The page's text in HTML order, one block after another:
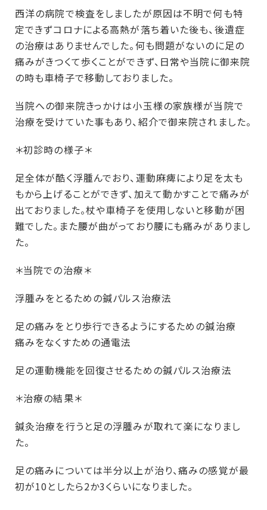
西洋の病院で検査をしましたが原因は不明で何も特
定できずコロナによる高熱が落ち着いた後も、後遺症
の治療はありませんでした。何も問題がないのに足の
痛みがきつくて歩くことができず、日常や当院に御来院
の時も車椅子で移動しておりました。
当院への御来院きっかけは小玉様の家族様が当院で
治療を受けていた事もあり、紹介で御来院されました。
＊初診時の様子＊
足全体が酷く浮腫んでおり、運動麻痺により足を太も
もから上げることができず、加えて動かすことで痛みが
出ておりました。杖や車椅子を使用しないと移動が困
難でした。また腰が曲がっており腰にも痛みがありまし
た。
＊当院での治療＊
浮腫みをとるための鍼パルス治療法
足の痛みをとり歩行できるようにするための鍼治療
痛みをなくすための通電法
足の運動機能を回復させるための鍼パルス治療法
＊治療の結果＊
鍼灸治療を行うと足の浮腫みが取れて楽になりまし
た。
足の痛みについては半分以上が治り、痛みの感覚が最
初が10としたら2か3くらいになりました。